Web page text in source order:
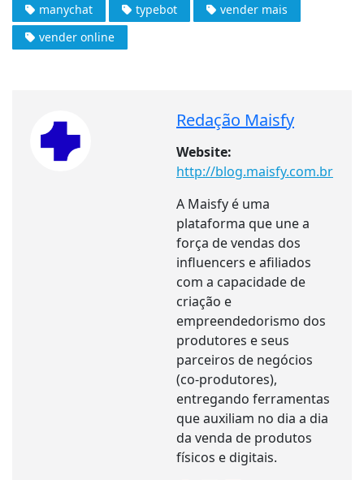
manychat typebot
vender mais
vender online
Redação Maisfy
Website:
http://blog.maisfy.com.br
A Maisfy é uma
plataforma que une a
força de vendas dos
influencers e afiliados
com a capacidade de
criação e
empreendedorismo dos
produtores e seus
parceiros de negócios
(co-produtores),
entregando ferramentas
que auxiliam no dia a dia
da venda de produtos
físicos e digitais.